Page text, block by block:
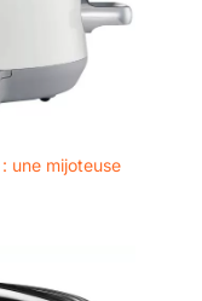
idéal
une mijoteuse